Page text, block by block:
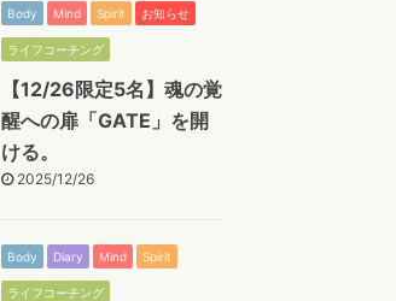
Body Mind Spirit お知らせ
ライフコーチング
【12/26限定5名】魂の覚
醒への扉「GATE」を開
ける。
2025/12/26
Body Diary Mind Spirit
ライフコーチング